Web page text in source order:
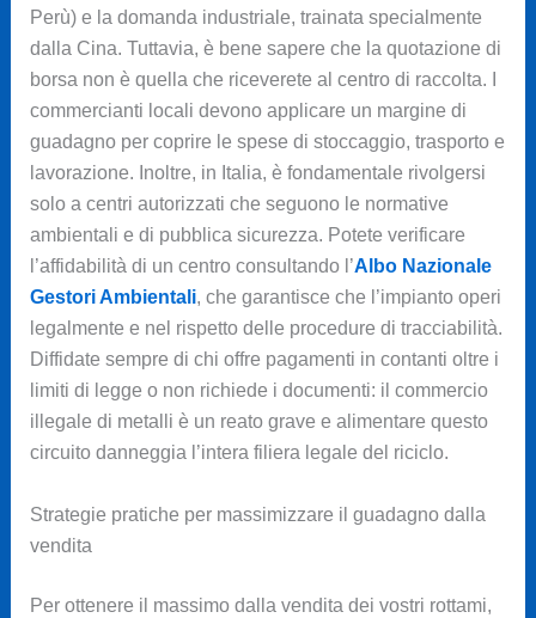
Perù) e la domanda industriale, trainata specialmente
dalla Cina. Tuttavia, è bene sapere che la quotazione di
borsa non è quella che riceverete al centro di raccolta. I
commercianti locali devono applicare un margine di
guadagno per coprire le spese di stoccaggio, trasporto e
lavorazione. Inoltre, in Italia, è fondamentale rivolgersi
solo a centri autorizzati che seguono le normative
ambientali e di pubblica sicurezza. Potete verificare
l’affidabilità di un centro consultando l’Albo Nazionale
Gestori Ambientali, che garantisce che l’impianto operi
legalmente e nel rispetto delle procedure di tracciabilità.
Diffidate sempre di chi offre pagamenti in contanti oltre i
limiti di legge o non richiede i documenti: il commercio
illegale di metalli è un reato grave e alimentare questo
circuito danneggia l’intera filiera legale del riciclo.
Strategie pratiche per massimizzare il guadagno dalla
vendita
Per ottenere il massimo dalla vendita dei vostri rottami,